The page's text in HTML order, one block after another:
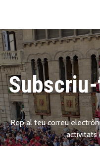
Rep al teu correu
activitats